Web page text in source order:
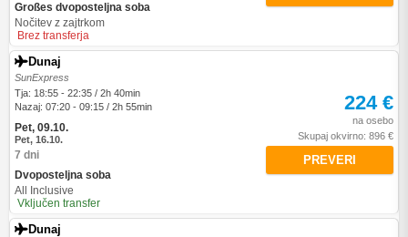
Großes dvoposteljna soba
Nočitev z zajtrkom
Brez transferja
Dunaj
SunExpress
Tja: 18:55 - 22:35 / 2h 40min
Nazaj: 07:20 - 09:15 / 2h 55min
Pet, 09.10.
Pet, 16.10.
7 dni
Dvoposteljna soba
All Inclusive
Vključen transfer
224 €
na osebo
Skupaj okvirno: 896 €
PREVERI
Dunaj